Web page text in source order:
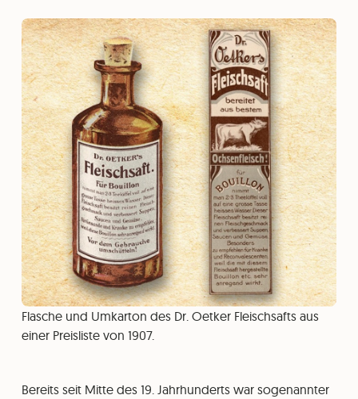
Flasche und Umkarton des Dr. Oetker Fleischsafts aus
einer Preisliste von 1907.
Bereits seit Mitte des 19. Jahrhunderts war sogenannter